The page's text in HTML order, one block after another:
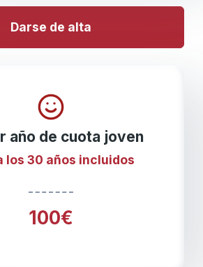
Darse de alta
año de cuota joven
los 30 años incluidos
100€